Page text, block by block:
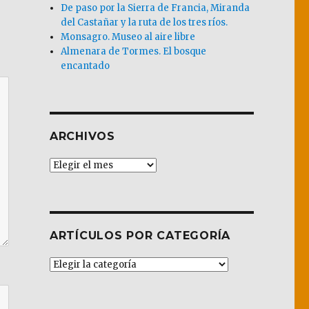
De paso por la Sierra de Francia, Miranda
del Castañar y la ruta de los tres ríos.
Monsagro. Museo al aire libre
Almenara de Tormes. El bosque
encantado
ARCHIVOS
Archivos
ARTÍCULOS POR CATEGORÍA
Artículos